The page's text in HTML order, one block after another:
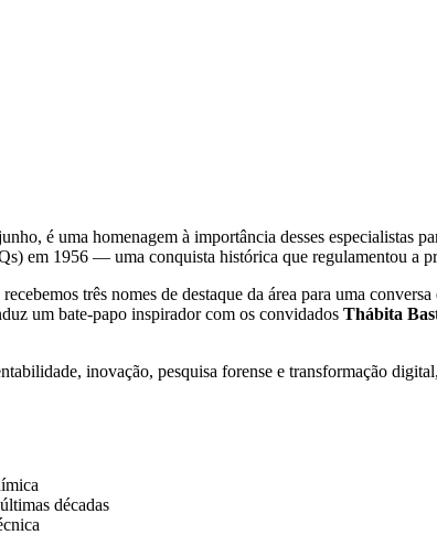
é uma homenagem à importância desses especialistas
em 1956 — uma conquista histórica que regulamentou a
recebemos três nomes de destaque da área para uma
um bate-papo inspirador com os convidados Thábita
inovação, pesquisa forense e transformação
décadas